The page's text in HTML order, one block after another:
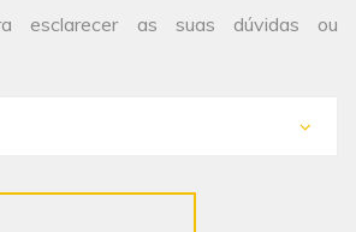
esclarecer as suas dúvidas ou